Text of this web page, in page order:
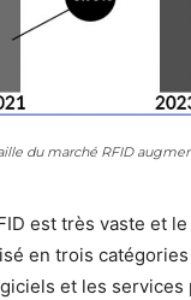
du marché RFID
est très vaste et
en trois
et les services